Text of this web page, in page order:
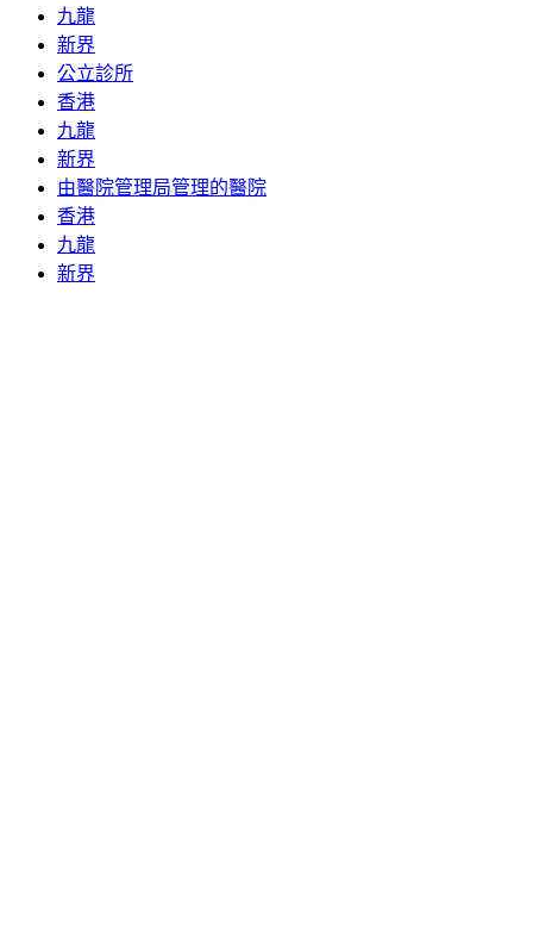
九龍
新界
公立診所
香港
九龍
新界
由醫院管理局管理的醫院
香港
九龍
新界